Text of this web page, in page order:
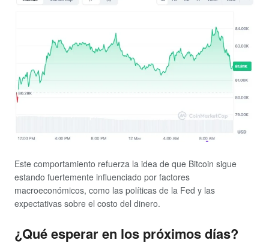
Este comportamiento refuerza la idea de que Bitcoin sigue
estando fuertemente influenciado por factores
macroeconómicos, como las políticas de la Fed y las
expectativas sobre el costo del dinero.
¿Qué esperar en los próximos días?